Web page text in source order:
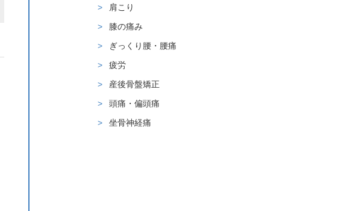
肩こり
膝の痛み
ぎっくり腰・腰痛
疲労
産後骨盤矯正
頭痛・偏頭痛
坐骨神経痛